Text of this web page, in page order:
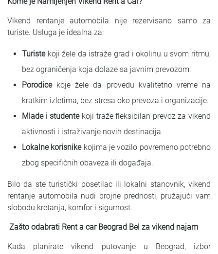
Vikend rentanje automobila nije rezervisano samo za
turiste. Usluga je idealna za:
Turistekoji žele da istraže grad i okolinu u svom ritmu,
bez ograničenja koja dolaze sa javnim prevozom.
Porodicekoje žele da provedu kvalitetno vreme na
kratkim izletima, bez stresa oko prevoza i organizacije.
Mlade i studentekoji traže fleksibilan prevoz za vikend
aktivnosti i istraživanje novih destinacija.
Lokalne korisnikekojima je vozilo povremeno potrebno
zbog specifičnih obaveza ili događaja.
Bilo da ste turistički posetilac ili lokalni stanovnik, vikend
rentanje automobila nudi brojne prednosti, pružajući vam
slobodu kretanja, komfor i sigurnost.
Zašto odabrati Rent a car Beograd Bel za vikend najam
Kada planirate vikend putovanje u Beograd, izbor